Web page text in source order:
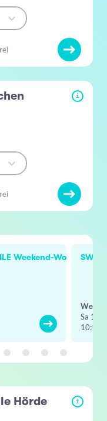
i
Weekend-Workout
Sa
10:15
Hörde i